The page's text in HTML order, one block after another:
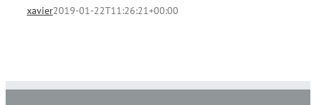
xavier2019-01-22T11:26:21+00:00